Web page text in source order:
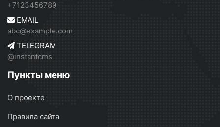
+7123456789
EMAIL
abc@example.com
TELEGRAM
@instantcms
Пункты меню
О проекте
Правила сайта